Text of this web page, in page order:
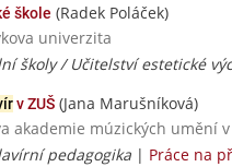
škole (Radek Poláček)
univerzita
školy / Učitelství estetické
v ZUŠ (Jana Marušníková)
akademie múzických umění
pedagogika | Práce na